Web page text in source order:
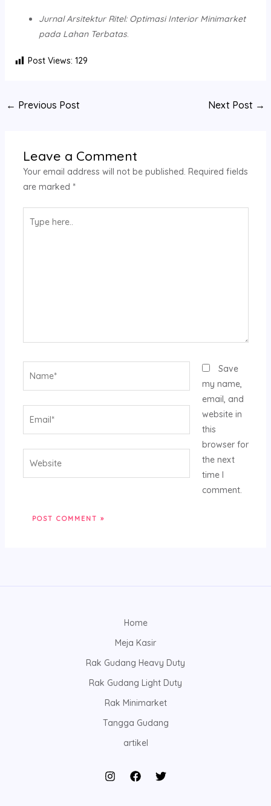
Jurnal Arsitektur Ritel: Optimasi Interior Minimarket
pada Lahan Terbatas.
Post Views: 129
← Previous Post Next Post →
Leave a Comment
Your email address will not be published. Required fields
are marked *
here..
Save
my name,
email, and
website in
this
browser for
the next
time I
comment.
Home
Meja Kasir
Rak Gudang Heavy Duty
Rak Gudang Light Duty
Rak Minimarket
Tangga Gudang
artikel